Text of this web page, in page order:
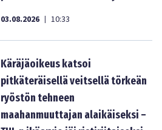
03.08.2026 | 10:33
Käräjäoikeus katsoi
pitkäteräisellä veitsellä törkeän
ryöstön tehneen
maahanmuuttajan alaikäiseksi –